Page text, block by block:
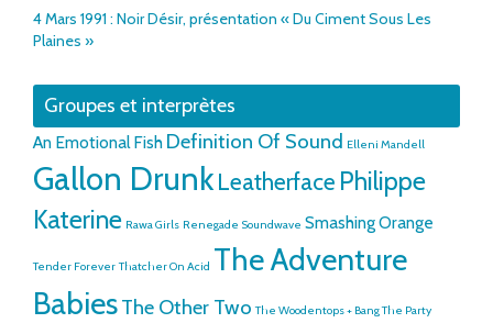
4 Mars 1991 : Noir Désir, présentation « Du Ciment Sous Les
Plaines »
Groupes et interprètes
An Emotional Fish Definition Of Sound Elleni Mandell
Gallon DrunkLeatherface Philippe
Katerine Rawa Girls Renegade Soundwave Smashing Orange
Tender Forever Thatcher On Acid The Adventure
BabiesThe Other Two The Woodentops + Bang The Party